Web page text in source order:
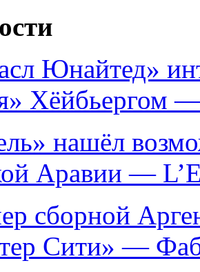
Юнайтед»
Хёйбьергом
нашёл
Аравии —
сборной
Сити» —